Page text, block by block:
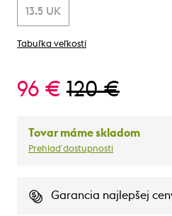
13.5 UK
Tabuľka veľkostí
96 € 120 €
Tovar máme skladom
Prehlaď dostupnosti
Garancia najlepšej